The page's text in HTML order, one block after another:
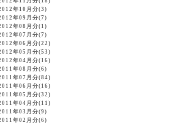
年10月分(3)
年09月分(7)
年08月分(1)
年07月分(7)
年06月分(22)
年05月分(53)
年04月分(16)
年08月分(6)
年07月分(84)
年06月分(16)
年05月分(32)
年04月分(11)
年03月分(9)
年02月分(6)